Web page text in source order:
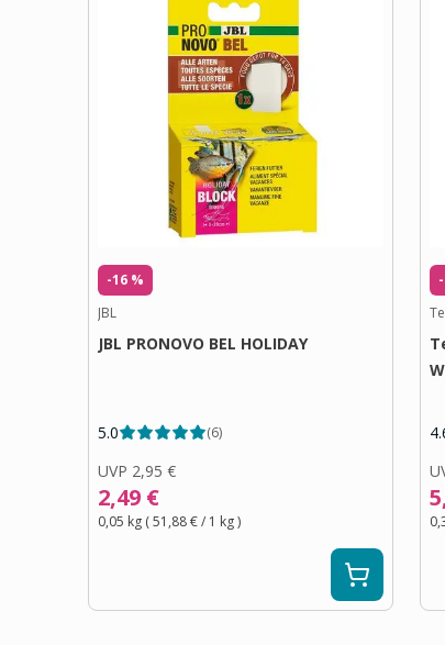
-16 %
JBL
JBL PRONOVO BEL HOLIDAY
5.0 (6)
UVP 2,95 €
2,49 €
0,05 kg (51,88 €/ 1 kg)